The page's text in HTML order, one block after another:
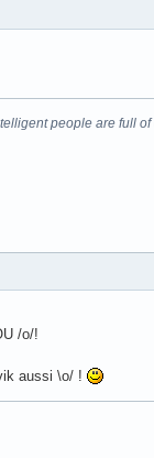
people are full
/o/!
aussi \o/ !